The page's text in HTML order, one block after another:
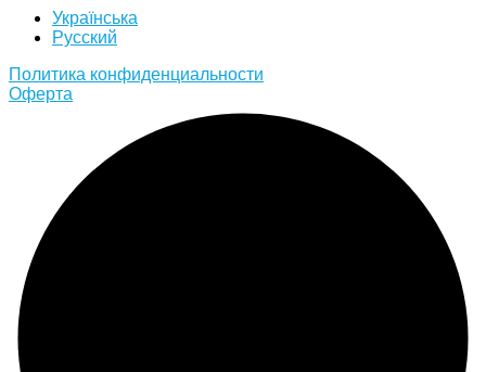
Українська
Русский
Политика конфиденциальности
Оферта